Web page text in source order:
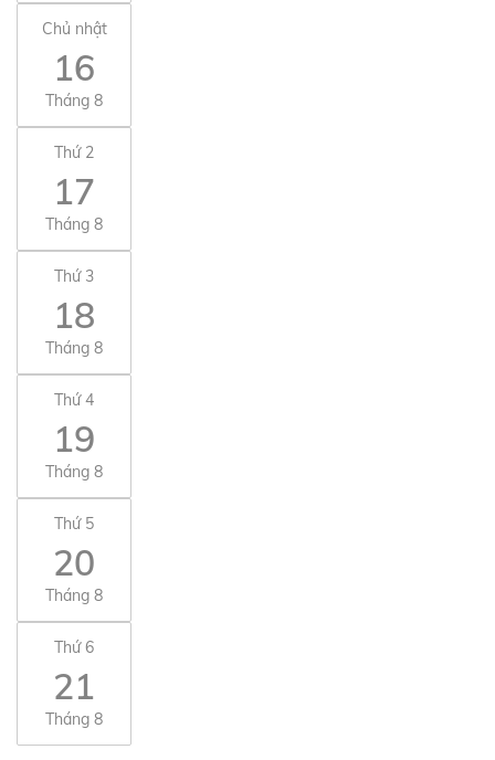
Chủ nhật
16
Tháng 8
Thứ 2
17
Tháng 8
Thứ 3
18
Tháng 8
Thứ 4
19
Tháng 8
Thứ 5
20
Tháng 8
Thứ 6
21
Tháng 8